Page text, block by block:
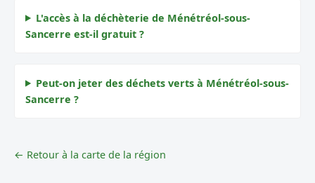
L'accès à la déchèterie de Ménétréol-sous-
Sancerre est-il gratuit ?
Peut-on jeter des déchets verts à Ménétréol-sous-
Sancerre ?
← Retour à la carte de la région